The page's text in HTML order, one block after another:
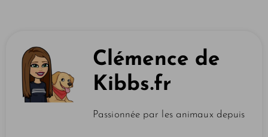
Clémence de
Kibbs.fr
Passionnée par les animaux depuis